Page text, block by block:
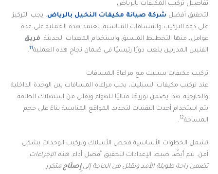
تفاصيل تركيب المكيفات بالرياض
لتحقيق أفضل شركة صيانة مكيفات النخيل بالرياض، يجب التركيز
على دقة التركيب والمسافات المناسبة. تعتمد هذه العملية على عدة
عوامل، منها التخطيط المسبق واستخدام المعدات الحديثة. فريق
الفنيين المدربين يلعب دورًا رئيسيًا في ضمان نجاح هذه العملية11
.
تركيب مكيفات سبليت مع مراعاة المسافات
عند تركيب مكيفات السبليت، يجب مراعاة المسافات بين الوحدة الداخلية
والخارجية. هذا يضمن توزيعًا مثاليًا للهواء ويقلل من استهلاك الطاقة.
يتم استخدام أحدث التقنيات لتحديد المواقع المناسبة بناءً على حجم
المساحة12
.
تشمل الخطوات الأساسية فحص الأسلاك وتركيب الوحدات بشكل
آمن. يتم أيضًا ضبط الإعدادات لتحقيق أفضل أداء. هذه الإجراءات
تضمن راحة طويلة الأمد وتقلل من الحاجة إلىإِصلَاح متكرر.